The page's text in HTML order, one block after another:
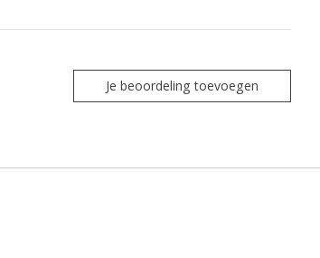
Je beoordeling toevoegen